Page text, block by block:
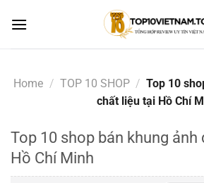
Home / TOP 10 SHOP / Top 10
chất liệu tại Hồ Chí
Top 10 shop bán khung
Hồ Chí Minh